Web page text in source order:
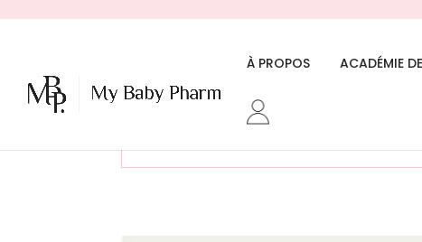
À PROPOS ACADÉMIE
«Mes défenses naturelles» a été